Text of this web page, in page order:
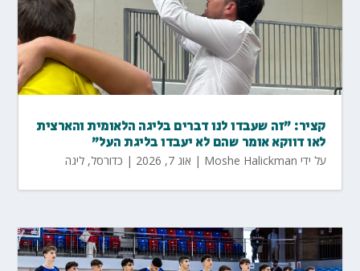
קציר: "זה שעבדו לנו דברים בליגה הלאומית והארצית
לאו דווקא אומר שהם לא יעבדו בליגת העל"
על ידי Moshe Halickman
| אוג 7, 2026 | כדורסל,ליגה